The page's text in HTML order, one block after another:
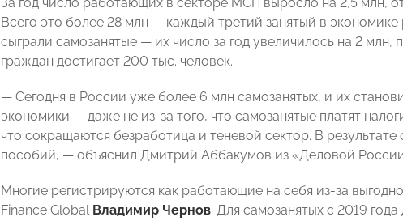
Всего это более 28 млн — каждый третий занятый в
сыграли самозанятые — их число за год увеличилось на 2
граждан достигает 200 тыс. человек.
— Сегодня в России уже более 6 млн самозанятых, и их
экономики — даже не из-за того, что самозанятые платят
что сокращаются безработица и теневой сектор. В
пособий, — объяснил Дмитрий Аббакумов из «Деловой
Многие регистрируются как работающие на себя из-за
Finance Global Владимир Чернов. Для самозанятых с 2019